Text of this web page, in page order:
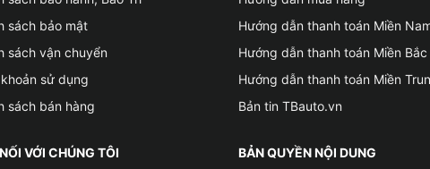
có mùi và không ảnh hưởng đến sức khỏe và môi trường
sách bảo mật
sách vận chuyển
sử dụng
sách bán hàng
Hướng dẫn thanh toán Miền
Hướng dẫn thanh toán Miền Bắc
Hướng dẫn thanh toán Miền
Bản tin TBauto.vn
VỚI CHÚNG TÔI BẢN QUYỀN NỘI DUNG